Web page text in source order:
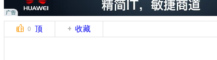
0 顶 收藏